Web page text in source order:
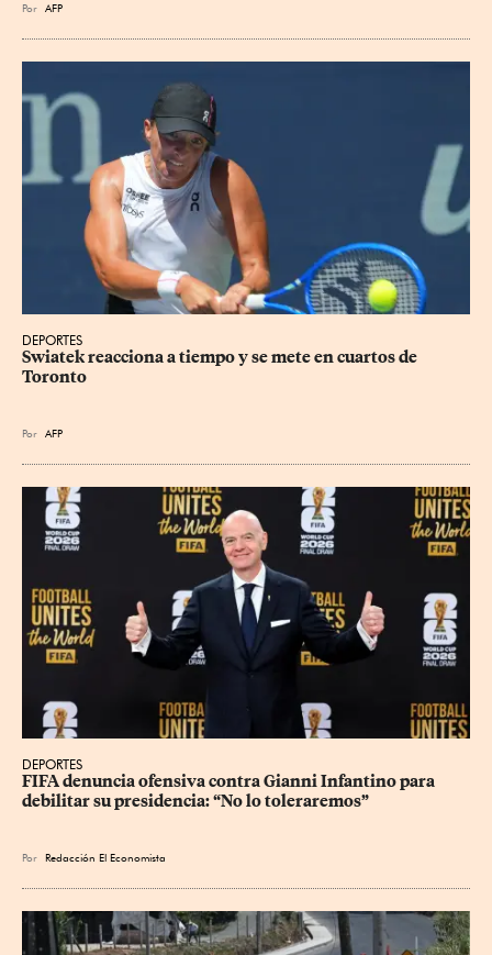
Por AFP
DEPORTES
Swiatek reacciona a tiempo y se mete en cuartos de
Toronto
Por AFP
DEPORTES
FIFA denuncia ofensiva contra Gianni Infantino para
debilitar su presidencia: “No lo toleraremos”
Por Redacción El Economista